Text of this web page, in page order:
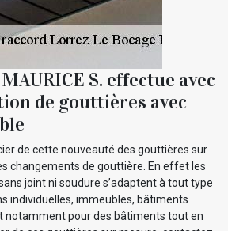
S. effectue avec
de gouttières avec
de cette nouveauté des gouttières sur
changements de gouttière. En effet les
joint ni soudure s’adaptent à tout type
individuelles, immeubles, bâtiments
notamment pour des bâtiments tout en